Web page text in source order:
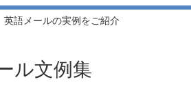
語メールの実例をご紹介
ル文例集